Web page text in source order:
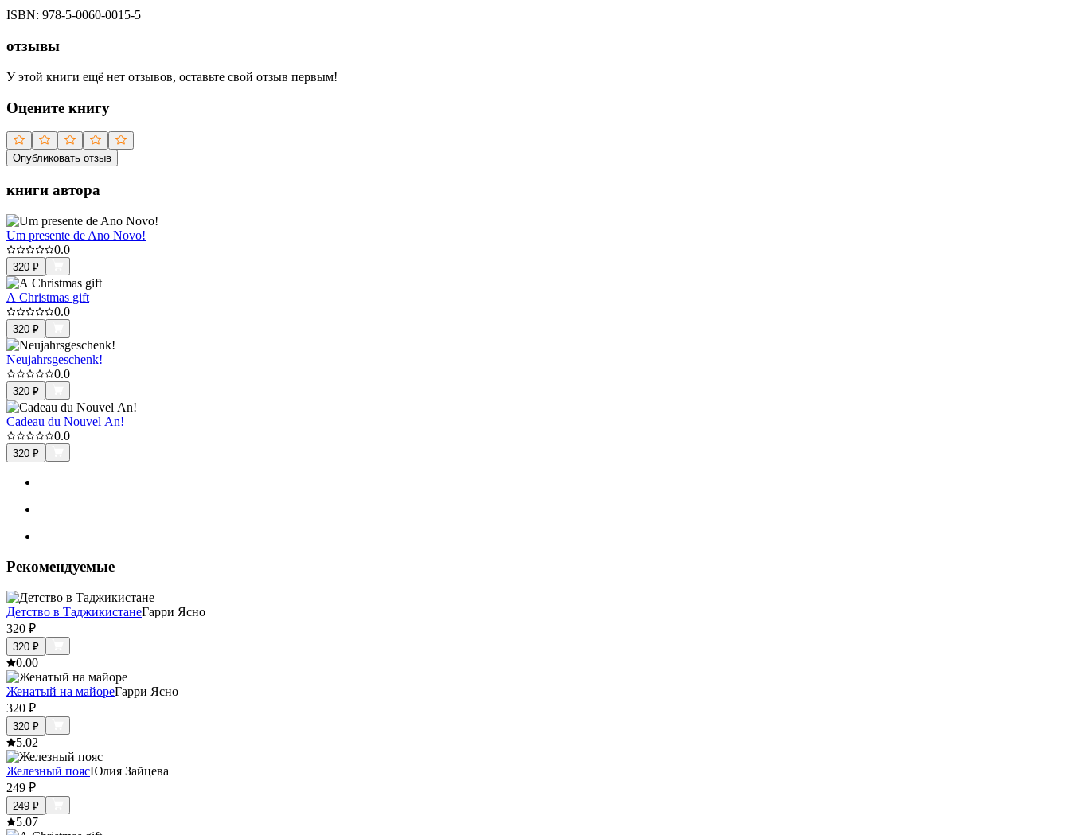
ISBN: 978-5-0060-0015-5
отзывы
У этой книги ещё нет отзывов, оставьте свой отзыв первым!
Оцените книгу
Опубликовать отзыв
книги автора
Um presente de Ano Novo!
0.0
320 ₽
A Christmas gift
0.0
320 ₽
Neujahrsgeschenk!
0.0
320 ₽
Cadeau du Nouvel An!
0.0
320 ₽
Рекомендуемые
Детство в ТаджикистанеГарри Ясно
320 ₽
320 ₽
0.00
Женатый на майореГарри Ясно
320 ₽
320 ₽
5.02
Железный поясЮлия Зайцева
249 ₽
249 ₽
5.07